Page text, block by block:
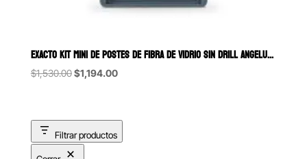
EXACTO KIT MINI DE POSTES DE FIBRA DE VIDRIO SIN DRILL ANGELUS 5
$1,530.00Original
$1,530.00.
$1,194.00Current
$1,194.00.
Filtrar productos